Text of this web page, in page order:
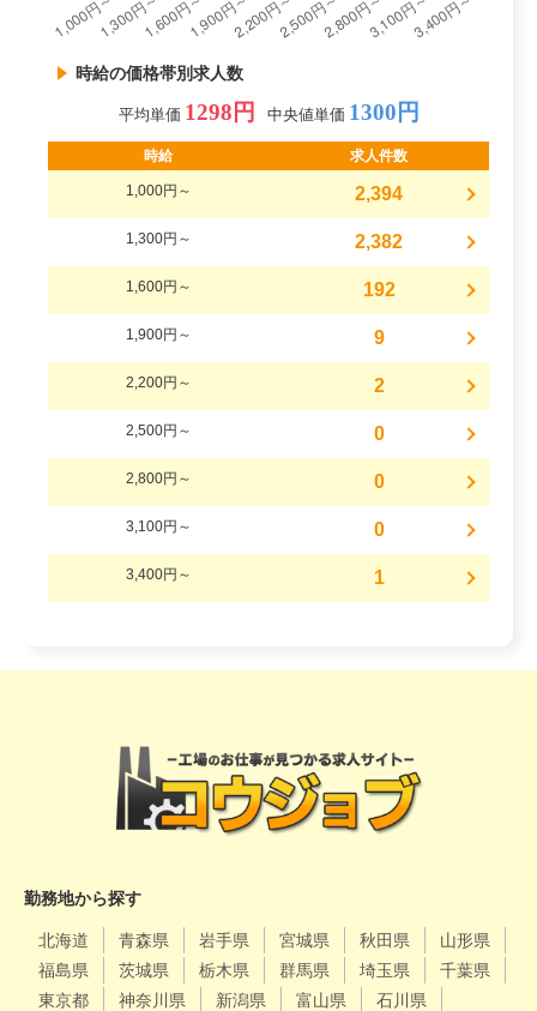
時給の価格帯別求人数
平均単価 1298円 中央値単価 1300円
時給 求人件数
1,000円～ 2,394
1,300円～ 2,382
1,600円～ 192
1,900円～ 9
2,200円～ 2
2,500円～ 0
2,800円～ 0
3,100円～ 0
3,400円～ 1
勤務地から探す
北海道 青森県 岩手県 宮城県 秋田県
山形県
福島県
茨城県 栃木県 群馬県 埼玉県
千葉県
東京都
神奈川県 新潟県 富山県
石川県